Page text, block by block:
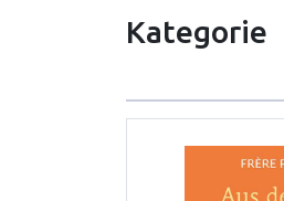
Kategorie